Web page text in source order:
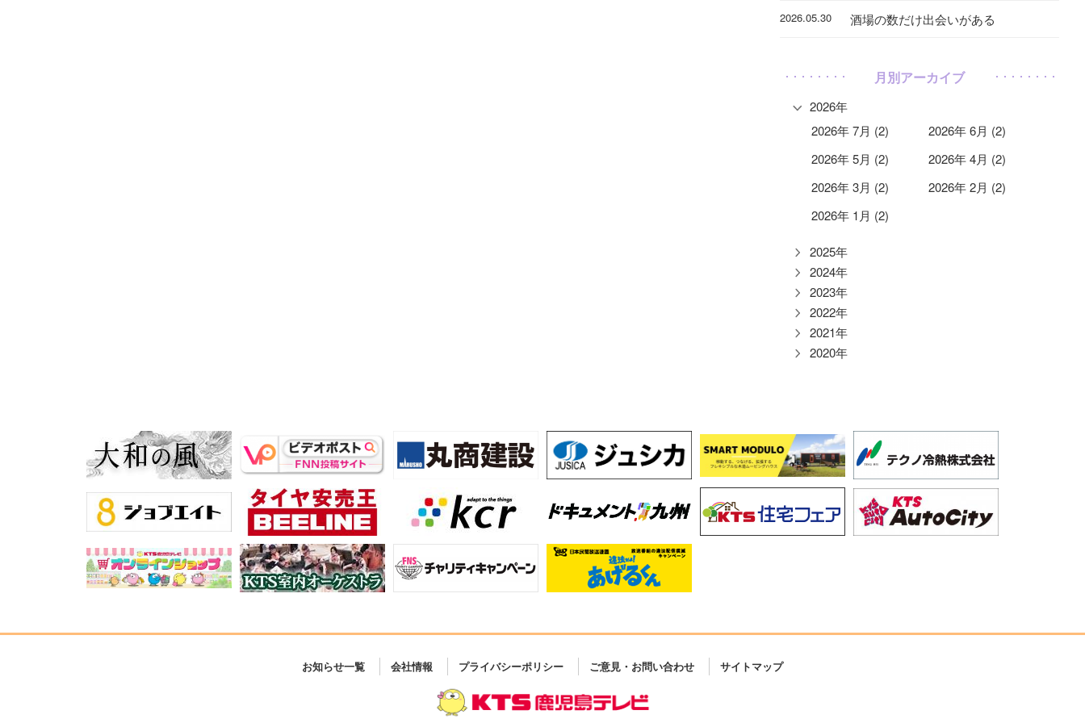
2026.05.30 酒場の数だけ出会いがある
月別アーカイブ
2026年
2026年 7月 (2)
2026年 6月 (2)
2026年 5月 (2)
2026年 4月 (2)
2026年 3月 (2)
2026年 2月 (2)
2026年 1月 (2)
2025年
2024年
2023年
2022年
2021年
2020年
お知らせ一覧 会社情報 プライバシーポリシー ご意見・お問い合わせ サイトマップ